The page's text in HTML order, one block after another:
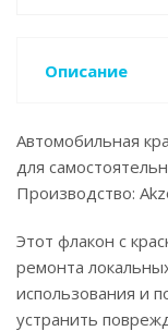
Описание
Автомобильная
для
Производство:
Этот флакон с
ремонта
использования и
устранить